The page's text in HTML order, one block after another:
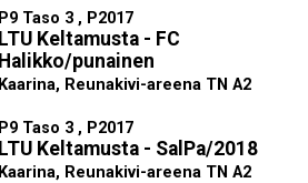
P9 Taso 3 , P2017
LTU Keltamusta - FC
Halikko/punainen
Kaarina, Reunakivi-areena TN A2
P9 Taso 3 , P2017
LTU Keltamusta - SalPa/2018
Kaarina, Reunakivi-areena TN A2